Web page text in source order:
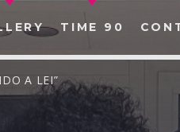
TIME 90
A LEI”